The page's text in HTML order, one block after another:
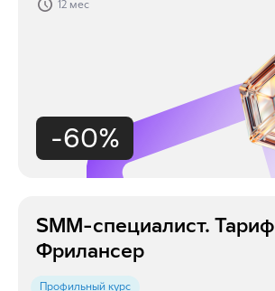
12 мес
-60%
SMM-специалист. Тариф
Фрилансер
Профильный курс